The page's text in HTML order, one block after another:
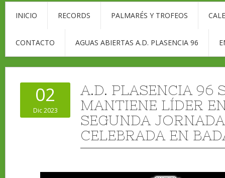
INICIO RECORDS PALMARÉS Y TROFEOS
CONTACTO AGUAS ABIERTAS A.D. PLASENCIA 96
02
Dic 2023
A.D. PLASENCIA 96
MANTIENE LÍDER
SEGUNDA
CELEBRADA EN